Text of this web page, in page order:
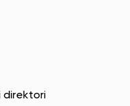
direktori